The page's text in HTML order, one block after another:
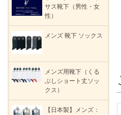
サス靴下（男性・女
性）
メンズ 靴下 ソックス
メンズ用靴下（くる
ぶしショート丈ソッ
クス）
【日本製】メンズ：